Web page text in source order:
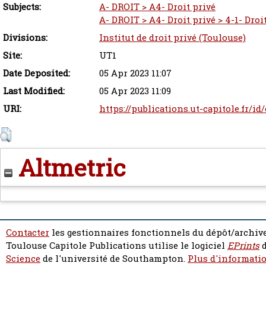
Subjects:
A- DROIT > A4- Droit privé
A- DROIT > A4- Droit privé > 4-1-
Divisions:
Institut de droit privé (Toulouse)
Site:
UT1
Date Deposited:
05 Apr 2023 11:07
Last Modified:
05 Apr 2023 11:09
URI:
https://publications.ut-capitole.fr/
Altmetric
Contacter les gestionnaires fonctionnels du dépôt/
Toulouse Capitole Publications utilise le logiciel EPrints
Sciencede l'université de Southampton. Plus